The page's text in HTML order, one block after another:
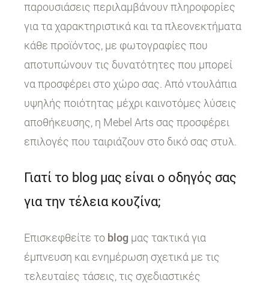
παρουσιάσεις περιλαμβάνουν πληροφορίες
για τα χαρακτηριστικά και τα πλεονεκτήματα
κάθε προϊόντος, με φωτογραφίες που
αποτυπώνουν τις δυνατότητες που μπορεί
να προσφέρει στο χώρο σας. Από ντουλάπια
υψηλής ποιότητας μέχρι καινοτόμες λύσεις
αποθήκευσης, η Mebel Arts σας προσφέρει
επιλογές που ταιριάζουν στο δικό σας στυλ.
Γιατί το blog μας είναι ο οδηγός σας
για την τέλεια κουζίνα;
Επισκεφθείτε το blog μας τακτικά για
έμπνευση και ενημέρωση σχετικά με τις
τελευταίες τάσεις, τις σχεδιαστικές